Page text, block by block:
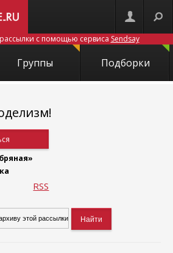
с помощью сервиса Sendsay
Группы Подборки
RSS